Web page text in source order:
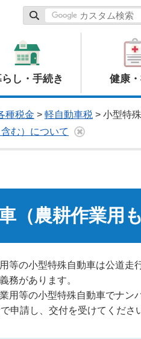
し・手続き 健康
種税金 > 軽自動車税> 小型特
む）について
（農耕作業用
等の小型特殊自動車は公道走
務があります。
用等の小型特殊自動車でナ
申請し、交付を受けてくださ